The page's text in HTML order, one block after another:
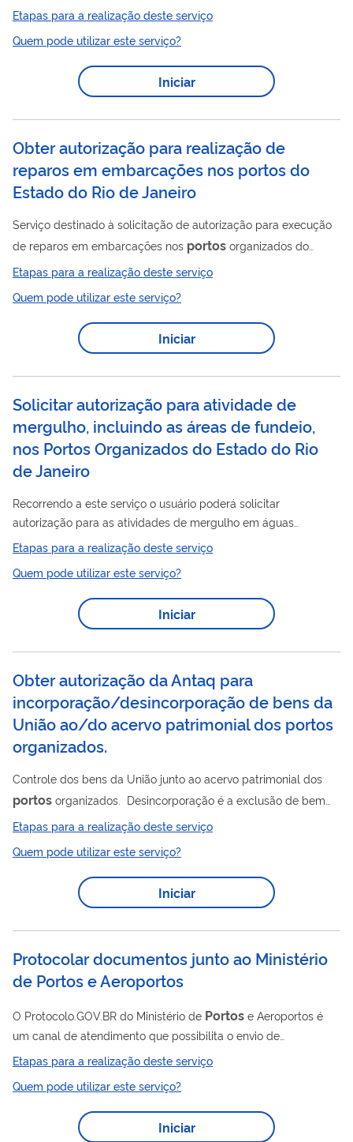
e desatracar nosPortos do Rio de Janeiro e Niterói.
Etapas para a realização deste serviço
Quem pode utilizar este serviço?
Iniciar
Obter autorização para realização de
reparos em embarcações nos portos do
Estado do Rio de Janeiro
Serviço destinado à solicitação de autorização para execução
de reparos em embarcações nos portos organizados do
Estado do Rio de Janeiro sob administração da Companhia
Docas do Rio de Janeiro. A solicitação deve ser realizada por
meio de formulário específico, acompanhado da
documentação exigida, incluindo descrição detalhada dos
serviços, informações sobre resíduos gerados, responsáveis
pela SUPSUN / GERSAM / GERIQS, e, quando...
Etapas para a realização deste serviço
Quem pode utilizar este serviço?
Iniciar
Solicitar autorização para atividade de
mergulho, incluindo as áreas de fundeio,
nos Portos Organizados do Estado do Rio
de Janeiro
Recorrendo a este serviço o usuário poderá solicitar
autorização para as atividades de mergulho em águas
abrigadas ou interiores, com a finalidade de: inspeção
subaquática em embarcação; inspeção de manutenção de
estrutura de cais; pequenos reparos; e resgate de
objetos/cargas no leito marinho.
Etapas para a realização deste serviço
Quem pode utilizar este serviço?
Iniciar
Obter autorização da Antaq para
incorporação/desincorporação de bens da
União ao/do acervo patrimonial dos portos
organizados.
Controle dos bens da União junto ao acervo patrimonial dos
portos organizados. Desincorporação é a exclusão de bem
do acervo patrimonial da União (art. 6º, inciso X, da Resolução
ANTAQ nº 43, de 2021). Incorporação é a inclusão de bem no
acervo patrimonial da União (art. 6º, inciso XIII, da Resolução
ANTAQ nº 43, de 2021).
Etapas para a realização deste serviço
Quem pode utilizar este serviço?
Iniciar
Protocolar documentos junto ao Ministério
de Portos e Aeroportos
O Protocolo.GOV.BR do Ministério de Portos e Aeroportos é
um canal de atendimento que possibilita o envio de
solicitações, requerimentos, pedidos e documentos em geral
de forma eletrônica, sem a necessidade de deslocamento
presencial ao setor de Protocolo ou o envio de
correspondência postal.
Etapas para a realização deste serviço
Quem pode utilizar este serviço?
Iniciar